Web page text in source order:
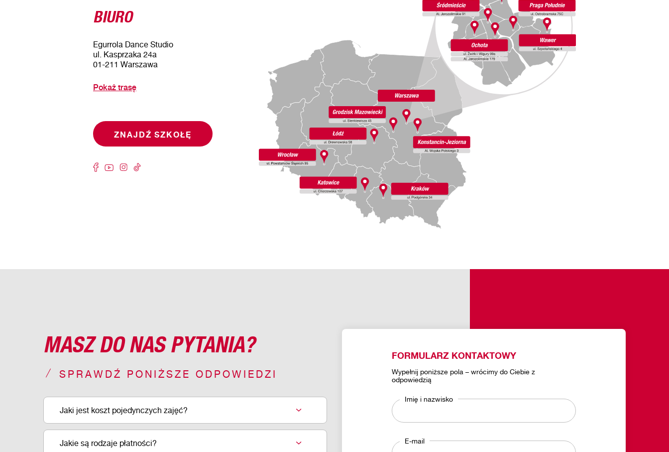
BIURO
Egurrola Dance Studio
ul. Kasprzaka 24a
01-211 Warszawa
Pokaż trasę
ZNAJDŹ SZKOŁĘ
SPRAWDŹ PONIŻSZE ODPOWIEDZI
MASZ DO NAS PYTANIA?
Jaki jest koszt pojedynczych zajęć?
Jakie są rodzaje płatności?
FORMULARZ KONTAKTOWY
Wypełnij poniższe pola – wrócimy do Ciebie z
odpowiedzią
Imię i nazwisko
E-mail